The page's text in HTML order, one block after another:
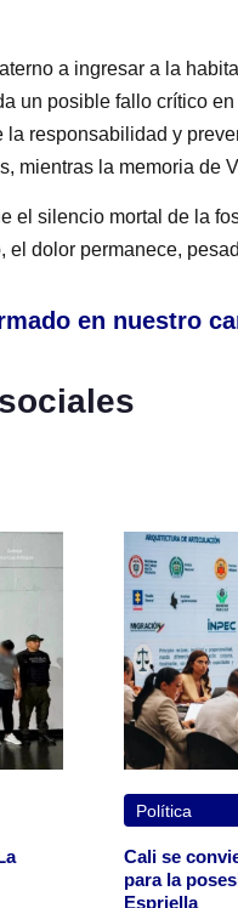
a ingresar a la
un posible fallo crítico
responsabilidad y
mientras la memoria de
el silencio mortal de la
dolor permanece,
en nuestro
Política
Cali se
para la
Espriella